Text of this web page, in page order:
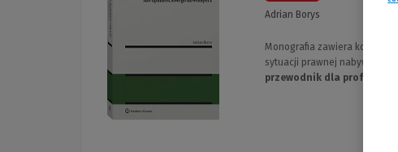
Adrian Borys
Monografia zawiera
sytuacji prawnej nabywców
przewodnik dla